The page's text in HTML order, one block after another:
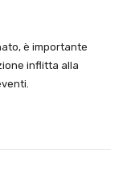
è importante
inflitta alla